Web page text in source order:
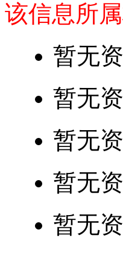
该信息所
暂无
暂无
暂无
暂无
暂无